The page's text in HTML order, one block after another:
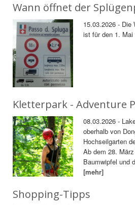
Wann öffnet der
15.03.2026 - Die
ist für den 1.
Kletterpark - Adventure
08.03.2026 -
oberhalb von
Hochseilgarten
Ab dem 28.
Baumwipfel und
[mehr]
Shopping-Tipps